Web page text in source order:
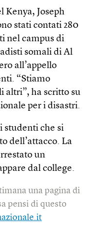
Kenya, Joseph
stati contati 280
nel campus di
somali di Al
all’appello
“Stiamo
altri”, ha scritto su
per i disastri.
studenti che si
dell’attacco. La
un
dal college.
una pagina di
pensi di questo